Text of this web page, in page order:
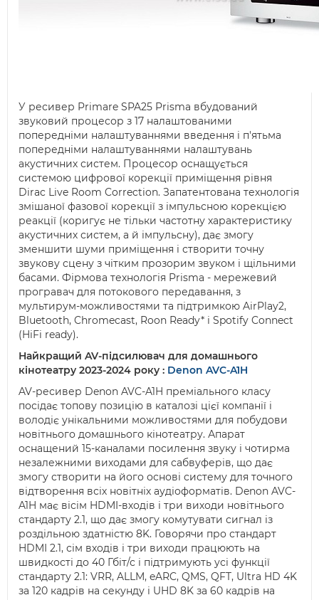
У ресивер Primare SPA25 Prisma вбудований
звуковий процесор з 17 налаштованими
попередніми налаштуваннями введення і п'ятьма
попередніми налаштуваннями налаштувань
акустичних систем. Процесор оснащується
системою цифрової корекції приміщення рівня
Dirac Live Room Correction. Запатентована технологія
змішаної фазової корекції з імпульсною корекцією
реакції (коригує не тільки частотну характеристику
акустичних систем, а й імпульсну), дає змогу
зменшити шуми приміщення і створити точну
звукову сцену з чітким прозорим звуком і щільними
басами. Фірмова технологія Prisma - мережевий
програвач для потокового передавання, з
мультирум-можливостями та підтримкою AirPlay2,
Bluetooth, Chromecast, Roon Ready* і Spotify Connect
(HiFi ready).
Найкращий AV-підсилювач для домашнього
кінотеатру 2023-2024 року : Denon AVC-A1H
AV-ресивер Denon AVC-A1H преміального класу
посідає топову позицію в каталозі цієї компанії і
володіє унікальними можливостями для побудови
новітнього домашнього кінотеатру. Апарат
оснащений 15-каналами посилення звуку і чотирма
незалежними виходами для сабвуферів, що дає
змогу створити на його основі систему для точного
відтворення всіх новітніх аудіоформатів. Denon AVC-
A1H має вісім HDMI-входів і три виходи новітнього
стандарту 2.1, що дає змогу комутувати сигнал із
роздільною здатністю 8K. Говорячи про стандарт
HDMI 2.1, сім входів і три виходи працюють на
швидкості до 40 Гбіт/с і підтримують усі функції
стандарту 2.1: VRR, ALLM, eARC, QMS, QFT, Ultra HD 4K
за 120 кадрів на секунду і UHD 8K за 60 кадрів на